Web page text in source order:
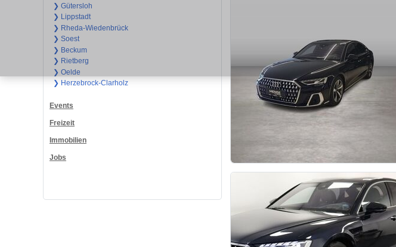
❯ Gütersloh
❯ Lippstadt
❯ Rheda-Wiedenbrück
❯ Soest
❯ Beckum
❯ Rietberg
❯ Oelde
❯ Herzebrock-Clarholz
Events
Freizeit
Immobilien
Jobs